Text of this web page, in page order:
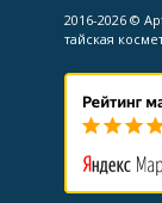
2016-2026 ©
тайская